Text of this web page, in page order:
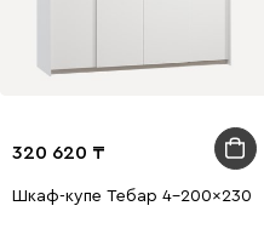
320 620
Шкаф-купе Тебар 4-200x230